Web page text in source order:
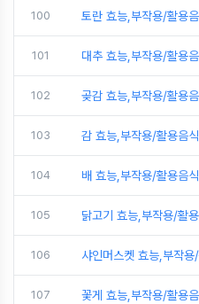
100 토란 효능,부작용/활용
101 대추 효능,부작용/활용
102 곶감 효능,부작용/활용
103 감 효능,부작용/활용음
104 배 효능,부작용/활용음
105 닭고기 효능,부작용/활
106 샤인머스켓 효능,부작
107 꽃게 효능,부작용/활용